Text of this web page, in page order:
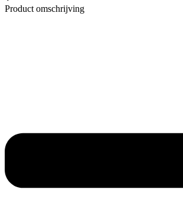
Product omschrijving